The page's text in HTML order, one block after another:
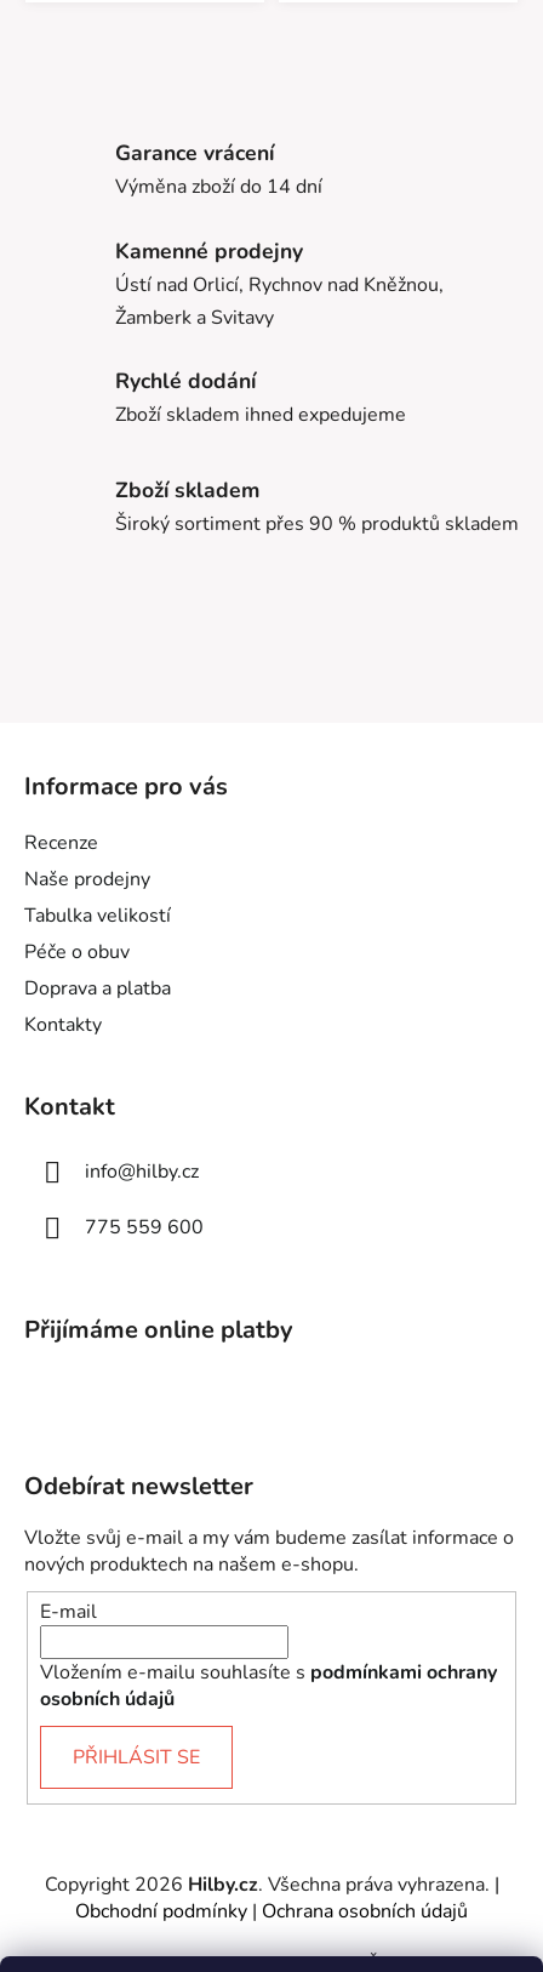
Garance vrácení
Výměna zboží do 14 dní
Kamenné prodejny
Ústí nad Orlicí, Rychnov nad Kněžnou,
Žamberk a Svitavy
Rychlé dodání
Zboží skladem ihned expedujeme
Zboží skladem
Široký sortiment přes 90 % produktů skladem
Informace pro vás
Recenze
Naše prodejny
Tabulka velikostí
Péče o obuv
Doprava a platba
Kontakty
Kontakt
info@hilby.cz
775 559 600
Přijímáme online platby
Odebírat newsletter
Vložte svůj e-mail a my vám budeme zasílat informace o
nových produktech na našem e-shopu.
E-mail
Vložením e-mailu souhlasíte s podmínkami ochrany
osobních údajů
PŘIHLÁSIT SE
Copyright 2026 Hilby.cz. Všechna práva vyhrazena. |
Obchodní podmínky | Ochrana osobních údajů
Provozovatel e-shopu: Hilby CZ s.r.o., IČ: 27467317, se